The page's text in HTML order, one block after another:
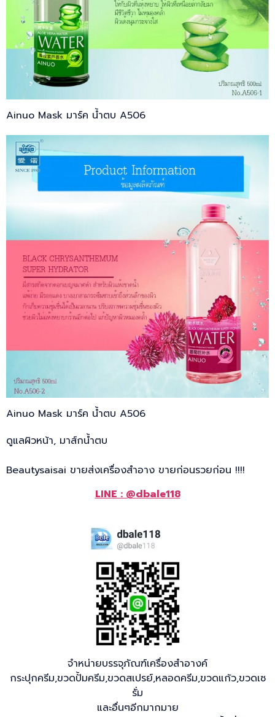
Ainuo Mask มาร์ค น้ำตบ A506
Ainuo Mask มาร์ค น้ำตบ A506
ดูแลผิวหน้า, มาส์กน้ำตบ
Beautysaisai ขายส่งเครื่องสำอาง ขายก่อนรวยก่อน !!!!
LINE : @dbale118
จำหน่ายบรรจุภัณฑ์เครื่องสำอางค์
กระปุกครีม,ขวดปั้มครีม,ขวดสเปรย์,หลอดครีม,ขวดแก้ว,ขวดเซ
รั่ม
และอื่นๆอีกมากมาย